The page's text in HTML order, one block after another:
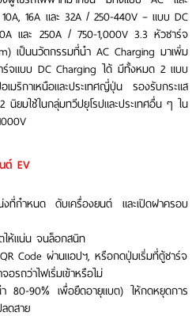
16A และ 32A / 250-440V – แบบ DC
และ 250A / 750-1,000V 3.3 หัวชาร์จ
เป็นนวัตกรรมที่นำ AC Charging มาเพิ่ม
ร์จแบบ DC Charging ได้ มีทั้งหมด 2 แบบ
ริกาเหนือและประเทศญี่ปุ่น รองรับกระแส
มใช้ในกลุ่มทวีปยุโรปและประเทศอื่น ๆ ใน
ต์ EV
ที่กำหนด ดับเครื่องยนต์ และเปิดฝาครอบ
ให้แน่น จนล็อกสนิท
Code ผ่านแอปฯ, หรือกดปุ่มเริ่มที่ตู้ชาร์จ
รถว่าไฟเริ่มเข้าหรือไม่
80-90% เพื่อยืดอายุแบต) ให้กดหยุดการ
ดสาย